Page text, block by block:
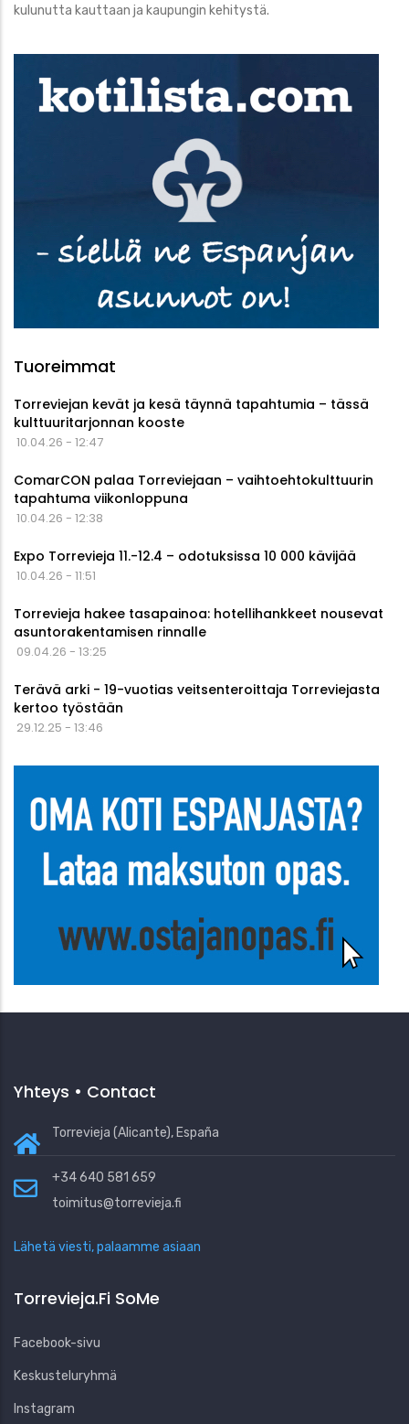
kulunutta kauttaan ja kaupungin kehitystä.
Tuoreimmat
Torreviejan kevät ja kesä täynnä tapahtumia – tässä
kulttuuritarjonnan kooste
10.04.26 - 12:47
ComarCON palaa Torreviejaan – vaihtoehtokulttuurin
tapahtuma viikonloppuna
10.04.26 - 12:38
Expo Torrevieja 11.-12.4 – odotuksissa 10 000 kävijää
10.04.26 - 11:51
Torrevieja hakee tasapainoa: hotellihankkeet nousevat
asuntorakentamisen rinnalle
09.04.26 - 13:25
Terävä arki - 19-vuotias veitsenteroittaja Torreviejasta
kertoo työstään
29.12.25 - 13:46
Yhteys • Contact
Torrevieja (Alicante), España
+34 640 581 659
toimitus@torrevieja.fi
Lähetä viesti, palaamme asiaan
Torrevieja.fi SoMe
Facebook-sivu
Keskusteluryhmä
Instagram